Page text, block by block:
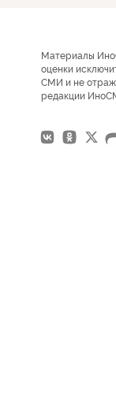
Материалы
оценки
СМИ и не
редакции